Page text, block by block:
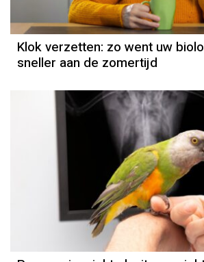
Klok verzetten: zo went uw
sneller aan de zomertijd